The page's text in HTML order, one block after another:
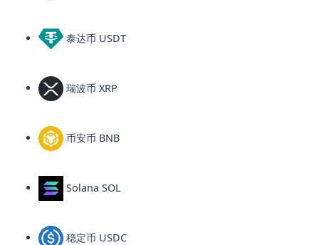
泰达币 USDT
瑞波币 XRP
币安币 BNB
Solana SOL
稳定币 USDC